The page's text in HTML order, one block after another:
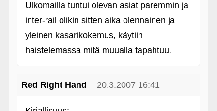
Ulkomailla tuntui olevan asiat paremmin ja
inter-rail olikin sitten aika olennainen ja
yleinen kasarikokemus, käytiin
haistelemassa mitä muualla tapahtuu.
Red Right Hand 20.3.2007 16:41